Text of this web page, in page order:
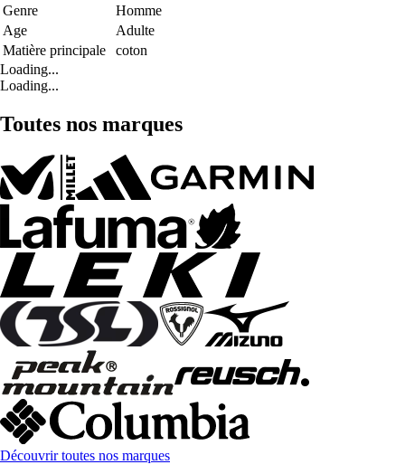
Genre
Homme
Age
Adulte
Matière principale
coton
Loading...
Loading...
Toutes nos marques
Découvrir toutes nos marques